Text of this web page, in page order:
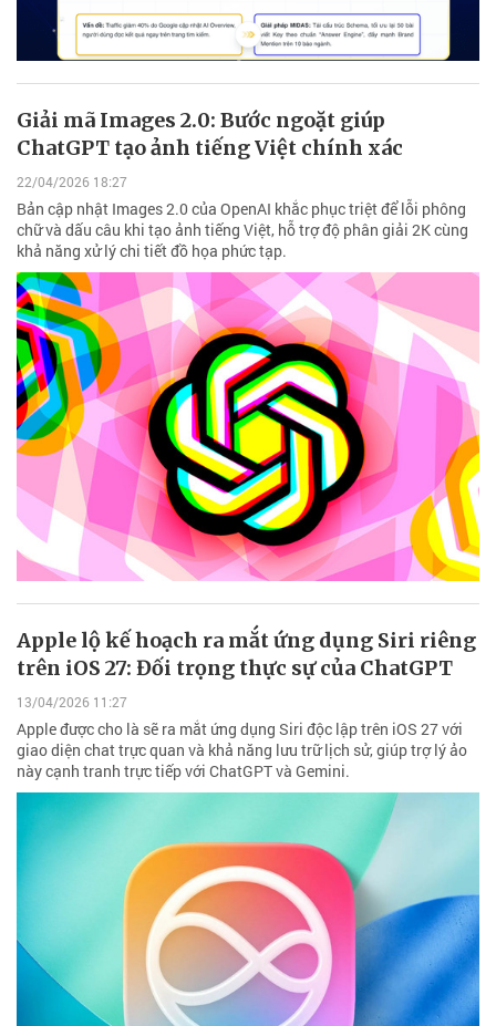
Giải mã Images 2.0: Bước ngoặt giúp
ChatGPT tạo ảnh tiếng Việt chính xác
22/04/2026 18:27
Bản cập nhật Images 2.0 của OpenAI khắc phục triệt để lỗi phông
chữ và dấu câu khi tạo ảnh tiếng Việt, hỗ trợ độ phân giải 2K cùng
khả năng xử lý chi tiết đồ họa phức tạp.
Apple lộ kế hoạch ra mắt ứng dụng Siri riêng
trên iOS 27: Đối trọng thực sự của ChatGPT
13/04/2026 11:27
Apple được cho là sẽ ra mắt ứng dụng Siri độc lập trên iOS 27 với
giao diện chat trực quan và khả năng lưu trữ lịch sử, giúp trợ lý ảo
này cạnh tranh trực tiếp với ChatGPT và Gemini.